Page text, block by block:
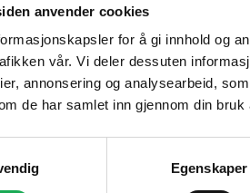
anvender cookies
for å gi innhold og
vår. Vi deler dessuten
annonsering og analysearbeid,
de har samlet inn gjennom din bruk
Egenskaper